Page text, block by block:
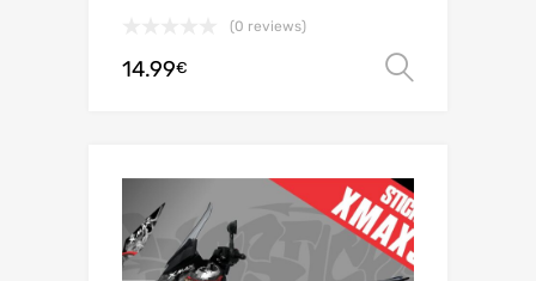
(0 reviews)
14.99€